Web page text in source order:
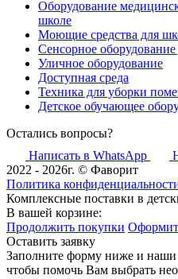
Оборудование
школе
Моющие средства для
Сенсорное оборудование
Уличное оборудование
Доступная среда
Техника для уборки
Детское обучающее
Остались вопросы?
Написать в WhatsApp
2022 - 2026г. © Фаворит
Политика
Комплексные поставки в
В вашей корзине:
Продолжить покупки
Оставить заявку
Заполните форму ниже и
чтобы помочь Вам выбрать